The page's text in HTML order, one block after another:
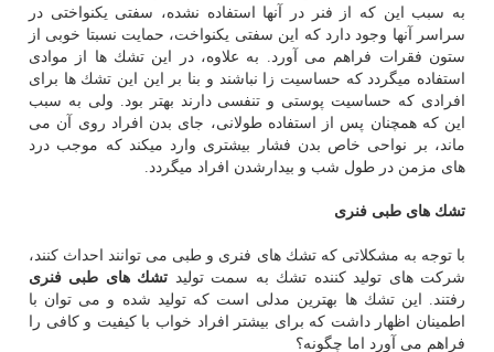
به سبب این كه از فنر در آنها استفاده نشده، سفتی یكنواختی در
سراسر آنها وجود دارد كه این سفتی یكنواخت، حمایت نسبتا خوبی از
ستون فقرات فراهم می آورد. به علاوه، در این تشك ها از موادی
استفاده میگردد كه حساسیت زا نباشند و بنا بر این این تشك ها برای
افرادی كه حساسیت پوستی و تنفسی دارند بهتر بود. ولی به سبب
این كه همچنان پس از استفاده طولانی، جای بدن افراد روی آن می
ماند، بر نواحی خاص بدن فشار بیشتری وارد میكند كه موجب درد
های مزمن در طول شب و بیدارشدن افراد میگردد.
تشك های طبی فنری
با توجه به مشكلاتی كه تشك های فنری و طبی می توانند احداث كنند،
شركت های تولید كننده تشك به سمت تولید تشك های طبی فنری
رفتند. این تشك ها بهترین مدلی است كه تولید شده و می توان با
اطمینان اظهار داشت كه برای بیشتر افراد خواب با كیفیت و كافی را
فراهم می آورد اما چگونه؟